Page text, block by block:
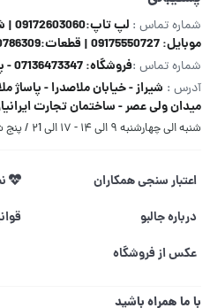
شماره تماس :
موبایل: 09175550727 | قطعات:09300786309
شماره تماس :فروشگاه: 07136473347 - پشتیبانی: 09192066956
آدرس :
میدان ولی عصر - ساختمان تجارت ایرانیان - طبقه
شنبه الی چهارشنبه ۹ الی ۱۴ - ۱۷ الی ۲1 / پنج شنبه ها ۹ الی ۱۴
اعتبار سنجی همکاران
درباره جالبو
عکس از فروشگاه
با ما همراه باشید